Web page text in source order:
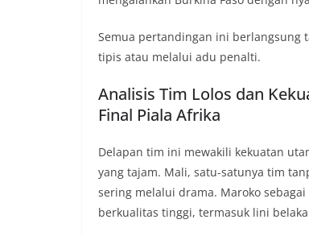
Semua pertandingan ini berlangsung
tipis atau melalui adu penalti.
Analisis Tim Lolos dan
Final Piala Afrika
Delapan tim ini mewakili kekuatan
yang tajam. Mali, satu-satunya tim
sering melalui drama. Maroko
berkualitas tinggi, termasuk lini